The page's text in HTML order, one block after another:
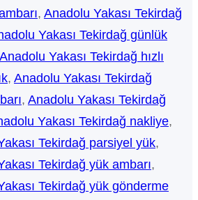
, Anadolu Yakası Tekirdağ
Yakası Tekirdağ günlük
Anadolu Yakası Tekirdağ hızlı
, Anadolu Yakası Tekirdağ
, Anadolu Yakası Tekirdağ
Yakası Tekirdağ nakliye
Tekirdağ parsiyel yük
Tekirdağ yük ambarı
Tekirdağ yük gönderme